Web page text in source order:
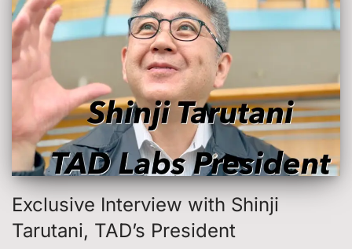
Exclusive Interview with Shinji
Tarutani, TAD’s President